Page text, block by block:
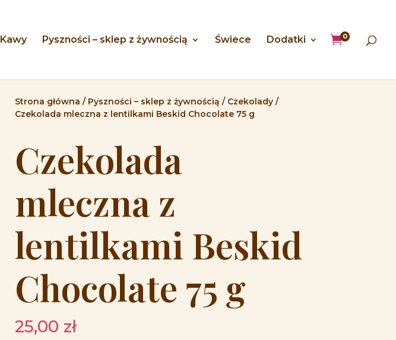
Kawy Pyszności – sklep z żywnością Świece Dodatki 0
Strona główna / Pyszności – sklep z żywnością / Czekolady/
Czekolada mleczna z lentilkami Beskid Chocolate 75 g
Czekolada
mleczna z
lentilkami Beskid
Chocolate 75 g
25,00 zł